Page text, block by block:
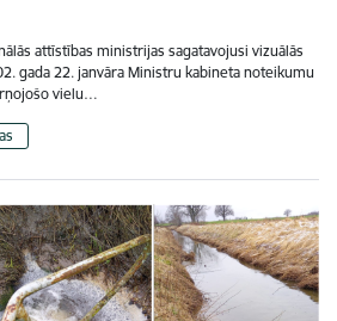
attīstības ministrijas sagatavojusi vizuālās
gada 22. janvāra Ministru kabineta noteikumu
vielu…